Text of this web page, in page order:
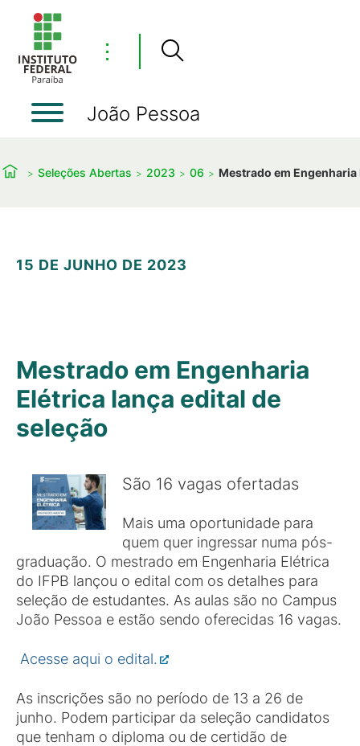
⋮
João Pessoa
Seleções Abertas 2023 06 Mestrado em
15 DE JUNHO DE 2023
Mestrado em Engenharia
Elétrica lança edital de
seleção
São 16 vagas ofertadas
Mais uma oportunidade para
quem quer ingressar numa pós-
graduação. O mestrado em Engenharia Elétrica
do IFPB lançou o edital com os detalhes para
seleção de estudantes. As aulas são no Campus
João Pessoa e estão sendo oferecidas 16 vagas.
Acesse aqui o edital.
As inscrições são no período de 13 a 26 de
junho. Podem participar da seleção candidatos
que tenham o diploma ou de certidão de